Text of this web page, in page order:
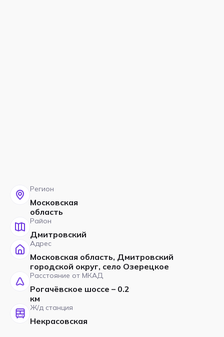
Регион
Московская
область
Район
Дмитровский
Адрес
Московская область, Дмитровский
городской округ, село Озерецкое
Расстояние от МКАД
Рогачёвское шоссе – 0.2
км
Ж/д станция
Некрасовская